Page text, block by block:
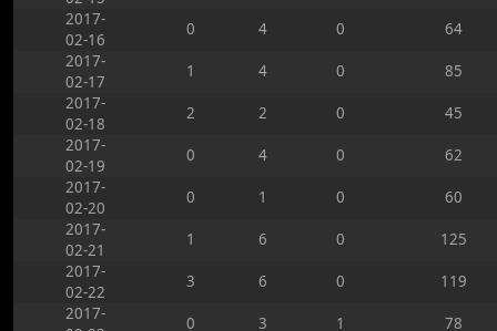
2017-
02-16
0 4 0
64
2017-
02-17
1 4 0
85
2017-
02-18
2 2 0
45
2017-
02-19
0 4 0
62
2017-
02-20
0 1 0
60
2017-
02-21
1 6 0
125
2017-
02-22
3 6 0
119
2017-
0 3 1
78